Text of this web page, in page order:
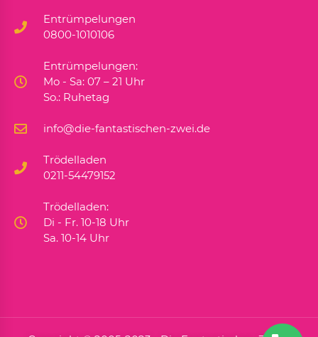
Entrümpelungen
0800-1010106
Entrümpelungen:
Mo - Sa: 07 – 21 Uhr
So.: Ruhetag
info@die-fantastischen-zwei.de
Trödelladen
0211-54479152
Trödelladen:
Di - Fr. 10-18 Uhr
Sa. 10-14 Uhr